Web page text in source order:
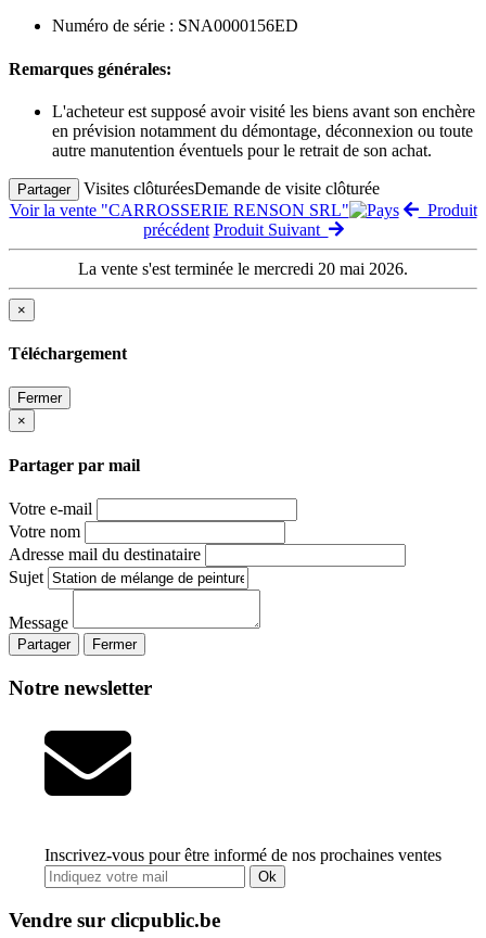
Numéro de série : SNA0000156ED
Remarques générales:
L'acheteur est supposé avoir visité les biens avant son enchère
en prévision notamment du démontage, déconnexion ou toute
autre manutention éventuels pour le retrait de son achat.
Partager Visites clôturéesDemande de visite clôturée
Voir la vente "CARROSSERIE RENSON SRL"
Produit
précédent Produit Suivant
La vente s'est terminée le mercredi 20 mai 2026.
×
Téléchargement
Fermer
×
Partager par mail
Votre e-mail
Votre nom
Adresse mail du destinataire
Sujet
Message
Partager Fermer
Notre newsletter
Inscrivez-vous pour être informé de nos prochaines ventes
Ok
Vendre sur clicpublic.be